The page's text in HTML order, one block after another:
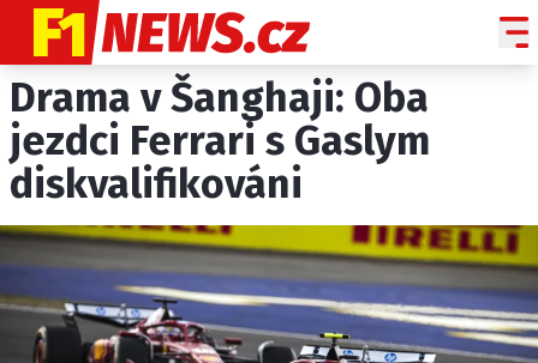
NOVINKY
GRAND PRIX
PADDOCK LINE
HISTORIE GP
PROFILY JEZDCŮ
PROFILY TÝMŮ
Drama v Šanghaji: Oba
jezdci Ferrari s Gaslym
diskvalifikováni